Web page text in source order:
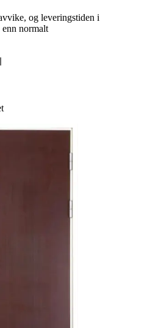
og leveringstiden i
normalt